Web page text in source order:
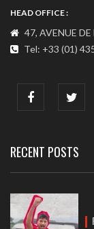
HEAD OFFICE :
47, AVENUE
Tel: +33 (01)
India : 607,
RECENT POSTS